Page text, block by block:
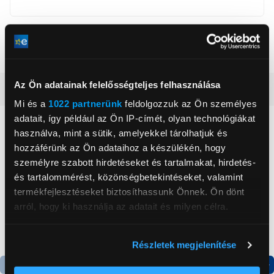
Az Ön adatainak felelősségteljes felhasználása
Mi és a 1022 partnerünk feldolgozzuk az Ön személyes
adatait, így például az Ön IP-címét, olyan technológiákat
használva, mint a sütik, amelyekkel tárolhatjuk és
hozzáférünk az Ön adataihoz a készülékén, hogy
személyre szabott hirdetéseket és tartalmakat, hirdetés-
és tartalommérést, közönségbetekintéseket, valamint
termékfejlesztéseket biztosíthassunk Önnek. Ön dönt
arról, hogy ki használja az adatait és milyen célra.
elhelyezkedéséről pár méteres pontossággal
Részletek megjelenítése
fiúknak és lányoknak
Részletes ismertető
Neked ajánljuk